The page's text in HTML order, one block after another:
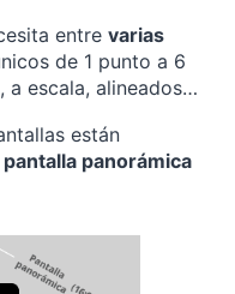
entre varias
de 1 punto a 6
a escala, alineados…
están
pantalla panorámica